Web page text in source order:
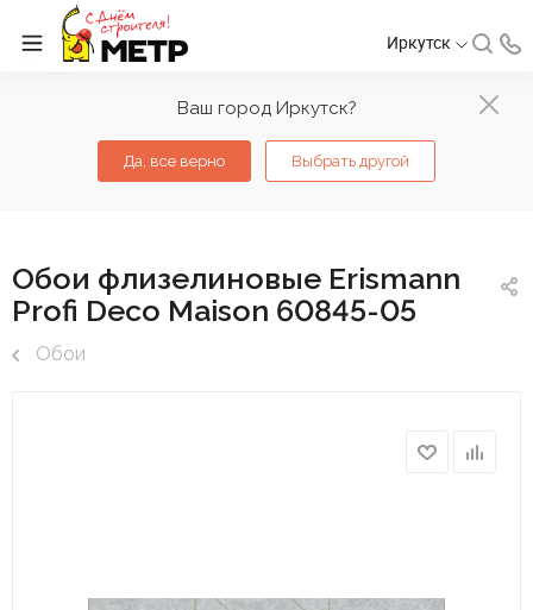
Ваш город Иркутск?
Да, все верно Выбрать другой
Иркутск
Обои флизелиновые Erismann
Profi Deco Maison 60845-05
Обои